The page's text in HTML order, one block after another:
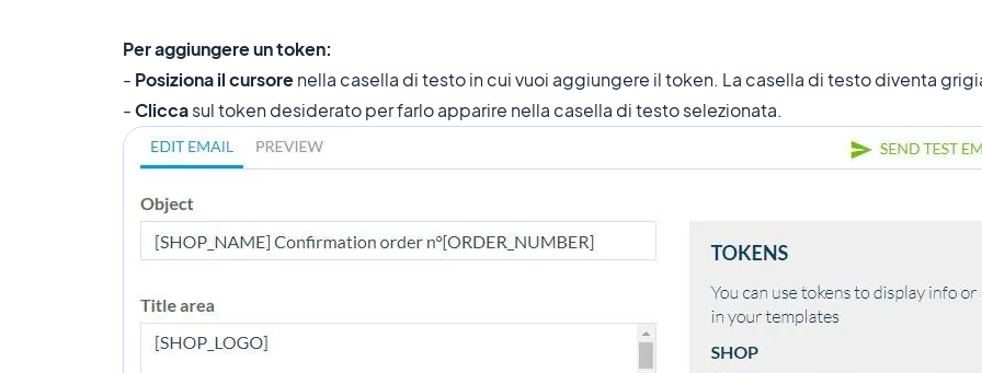
Per aggiungere un token:
- Posiziona il cursorenella casella di testo in cui vuoi aggiungere il token. La casella di testo diventa
-Cliccasul token desiderato per farlo apparire nella casella di testo selezionata.